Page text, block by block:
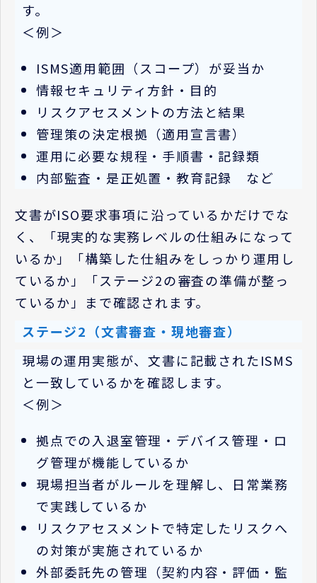
す。
＜例＞
ISMS適用範囲（スコープ）が妥当か
情報セキュリティ方針・目的
リスクアセスメントの方法と結果
管理策の決定根拠（適用宣言書）
運用に必要な規程・手順書・記録類
内部監査・是正処置・教育記録 など
文書がISO要求事項に沿っているかだけでな
く、「現実的な実務レベルの仕組みになって
いるか」「構築した仕組みをしっかり運用し
ているか」「ステージ2の審査の準備が整っ
ているか」まで確認されます。
ステージ2（文書審査・ 現地審査）
現場の運用実態が、文書に記載されたISMS
と一致しているかを確認します。
＜例＞
拠点での入退室管理・デバイス管理・ロ
グ管理が機能しているか
現場担当者がルールを理解し、日常業務
で実践しているか
リスクアセスメントで特定したリスクへ
の対策が実施されているか
外部委託先の管理（契約内容・評価・監